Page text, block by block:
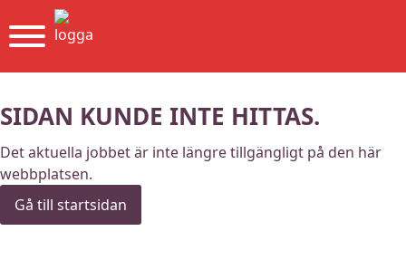
SIDAN KUNDE INTE HITTAS.
Det aktuella jobbet är inte längre tillgängligt på den här
webbplatsen.
Gå till startsidan